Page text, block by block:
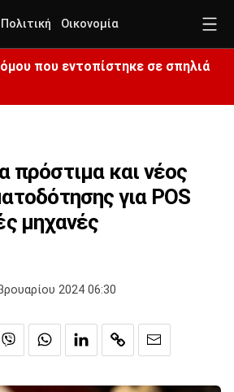
Πολιτική Οικονομία
που εντοπίστηκε σε σπηλιά
πρόστιμα και νέος
για POS
μηχανές
2024 06:30